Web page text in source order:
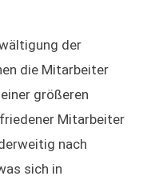
der
die Mitarbeiter
größeren
Mitarbeiter
nach
sich in